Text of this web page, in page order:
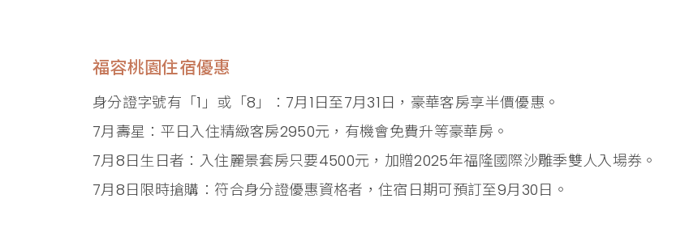
福容桃園住宿優惠
身分證字號有「1」或「8」：7月1日至7月31日，豪華客房享半價優惠。
7月壽星：平日入住精緻客房2950元，有機會免費升等豪華房。
7月8日生日者：入住麗景套房只要4500元，加贈2025年福隆國際沙雕季雙人入場券。
7月8日限時搶購：符合身分證優惠資格者，住宿日期可預訂至9月30日。